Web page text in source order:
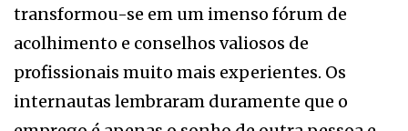
transformou-se em um imenso fórum de
acolhimento e conselhos valiosos de
profissionais muito mais experientes. Os
internautas lembraram duramente que o